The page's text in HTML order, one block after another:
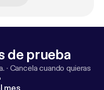
de prueba
· Cancela cuando quieras